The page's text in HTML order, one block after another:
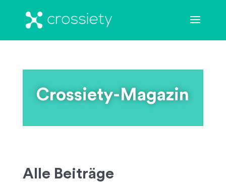
Crossiety-Magazin
Alle Beiträge